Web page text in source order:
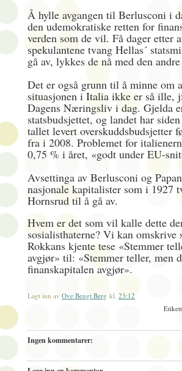
Å hylle avgangen til Berlusconi i
den udemokratiske retten for
verden som de vil. Få dager etter
spekulantene tvang Hellas´
gå av, lykkes de nå med den
Det er også grunn til å minne om
situasjonen i Italia ikke er så
Dagens Næringsliv i dag. Gjelda
statsbudsjettet, og landet har
tallet levert overskuddsbudsjetter
fra i 2008. Problemet for
0,75 % i året, «godt under EU-
Avsettinga av Berlusconi og
nasjonale kapitalister som i 1927
Hornsrud til å gå av.
Hvem er det som vil kalle dette
sosialisthaterne? Vi kan omskrive
Rokkans kjente tese «Stemmer
avgjør» til: «Stemmer teller, men
finanskapitalen avgjør».
Lagt inn av Ove Bengt Berg kl. 23:12
Ingen kommentarer: